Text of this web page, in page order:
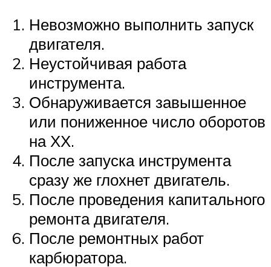
Невозможно выполнить запуск
двигателя.
Неустойчивая работа
инструмента.
Обнаруживается завышенное
или пониженное число оборотов
на ХХ.
После запуска инструмента
сразу же глохнет двигатель.
После проведения капитального
ремонта двигателя.
После ремонтных работ
карбюратора.